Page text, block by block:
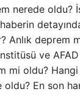
nerede oldu?
Anlık deprem
ve
mi oldu?
En son